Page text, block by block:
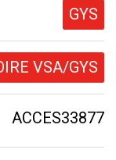
GYS
VSA/GYS
ACCES33877